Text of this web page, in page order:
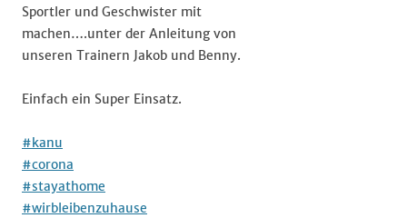
Sportler und Geschwister mit
machen….unter der Anleitung von
unseren Trainern Jakob und Benny.
Einfach ein Super Einsatz.
#kanu
#corona
#stayathome
#wirbleibenzuhause